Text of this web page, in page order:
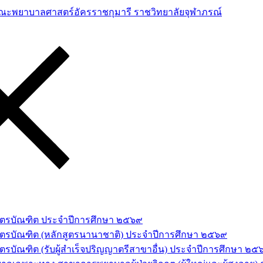
รบัณฑิต ประจำปีการศึกษา ๒๕๖๙
รบัณฑิต (หลักสูตรนานาชาติ) ประจำปีการศึกษา ๒๕๖๙
รบัณฑิต (รับผู้สำเร็จปริญญาตรีสาขาอื่น) ประจำปีการศึกษา ๒๕